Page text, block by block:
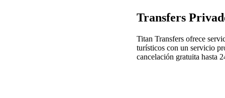
Transfers
Titan Transfers ofrece
turísticos con un servicio
cancelación gratuita hasta